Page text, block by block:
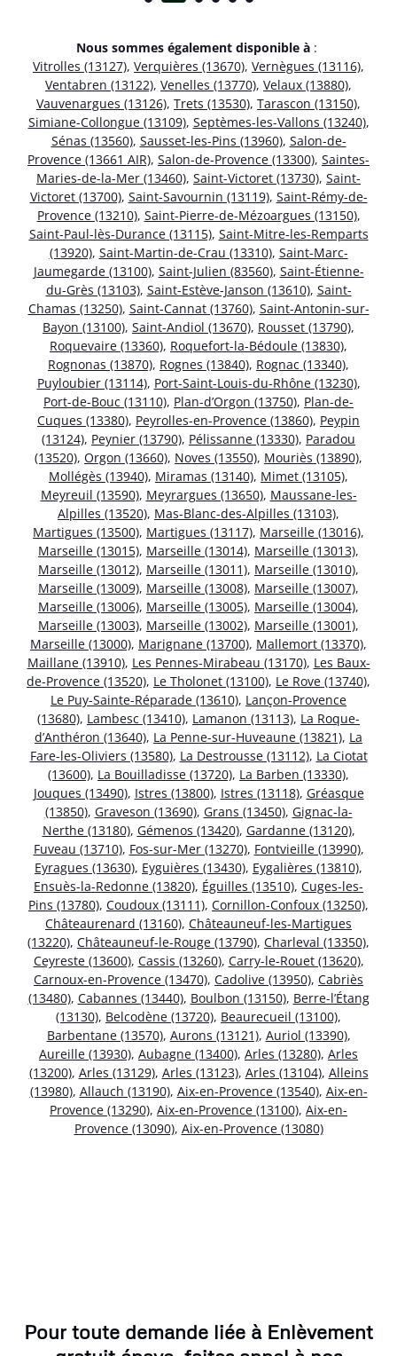
Nous sommes également disponible à :
Vitrolles (13127), Verquières (13670), Vernègues (13116),
Ventabren (13122), Venelles (13770), Velaux (13880),
Vauvenargues (13126), Trets (13530), Tarascon (13150),
Simiane-Collongue (13109), Septèmes-les-Vallons (13240),
Sénas (13560), Sausset-les-Pins (13960), Salon-de-
Provence (13661 AIR), Salon-de-Provence (13300), Saintes-
Maries-de-la-Mer (13460), Saint-Victoret (13730), Saint-
Victoret (13700), Saint-Savournin (13119), Saint-Rémy-de-
Provence (13210), Saint-Pierre-de-Mézoargues (13150),
Saint-Paul-lès-Durance (13115), Saint-Mitre-les-Remparts
(13920), Saint-Martin-de-Crau (13310), Saint-Marc-
Jaumegarde (13100), Saint-Julien (83560), Saint-Étienne-
du-Grès (13103), Saint-Estève-Janson (13610), Saint-
Chamas (13250), Saint-Cannat (13760), Saint-Antonin-sur-
Bayon (13100), Saint-Andiol (13670), Rousset (13790),
Roquevaire (13360), Roquefort-la-Bédoule (13830),
Rognonas (13870), Rognes (13840), Rognac (13340),
Puyloubier (13114), Port-Saint-Louis-du-Rhône (13230),
Port-de-Bouc (13110), Plan-d’Orgon (13750), Plan-de-
Cuques (13380), Peyrolles-en-Provence (13860), Peypin
(13124), Peynier (13790), Pélissanne (13330), Paradou
(13520), Orgon (13660), Noves (13550), Mouriès (13890),
Mollégès (13940), Miramas (13140), Mimet (13105),
Meyreuil (13590), Meyrargues (13650), Maussane-les-
Alpilles (13520), Mas-Blanc-des-Alpilles (13103),
Martigues (13500), Martigues (13117), Marseille (13016),
Marseille (13015), Marseille (13014), Marseille (13013),
Marseille (13012), Marseille (13011), Marseille (13010),
Marseille (13009), Marseille (13008), Marseille (13007),
Marseille (13006), Marseille (13005), Marseille (13004),
Marseille (13003), Marseille (13002), Marseille (13001),
Marseille (13000), Marignane (13700), Mallemort (13370),
Maillane (13910), Les Pennes-Mirabeau (13170), Les Baux-
de-Provence (13520), Le Tholonet (13100), Le Rove (13740),
Le Puy-Sainte-Réparade (13610), Lançon-Provence
(13680), Lambesc (13410), Lamanon (13113), La Roque-
d’Anthéron (13640), La Penne-sur-Huveaune (13821), La
Fare-les-Oliviers (13580), La Destrousse (13112), La Ciotat
(13600), La Bouilladisse (13720), La Barben (13330),
Jouques (13490), Istres (13800), Istres (13118), Gréasque
(13850), Graveson (13690), Grans (13450), Gignac-la-
Nerthe (13180), Gémenos (13420), Gardanne (13120),
Fuveau (13710), Fos-sur-Mer (13270), Fontvieille (13990),
Eyragues (13630), Eyguières (13430), Eygalières (13810),
Ensuès-la-Redonne (13820), Éguilles (13510), Cuges-les-
Pins (13780), Coudoux (13111), Cornillon-Confoux (13250),
Châteaurenard (13160), Châteauneuf-les-Martigues
(13220), Châteauneuf-le-Rouge (13790), Charleval (13350),
Ceyreste (13600), Cassis (13260), Carry-le-Rouet (13620),
Carnoux-en-Provence (13470), Cadolive (13950), Cabriès
(13480), Cabannes (13440), Boulbon (13150), Berre-l’Étang
(13130), Belcodène (13720), Beaurecueil (13100),
Barbentane (13570), Aurons (13121), Auriol (13390),
Aureille (13930), Aubagne (13400), Arles (13280), Arles
(13200), Arles (13129), Arles (13123), Arles (13104), Alleins
(13980), Allauch (13190), Aix-en-Provence (13540), Aix-en-
Provence (13290), Aix-en-Provence (13100), Aix-en-
Provence (13090), Aix-en-Provence (13080)
Pour toute demande liée à Enlèvement